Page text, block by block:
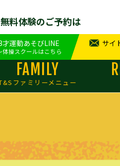
FAMILY
ファミリーメニュー
料体験のご予約は
才運動あそびLINE
体操スクールはこちら
サイ